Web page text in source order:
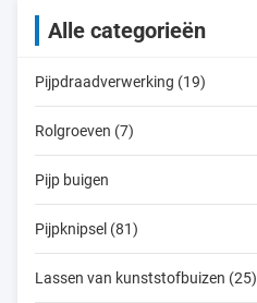
Alle categorieën
Pijpdraadverwerking (19)
Rolgroeven (7)
Pijp buigen
Pijpknipsel (81)
Lassen van kunststofbuizen (25)